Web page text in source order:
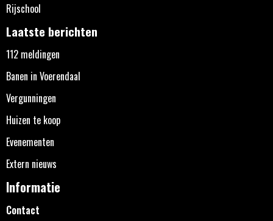
Rijschool
Laatste berichten
112 meldingen
Banen in Voerendaal
Vergunningen
Huizen te koop
Evenementen
Extern nieuws
Informatie
Contact